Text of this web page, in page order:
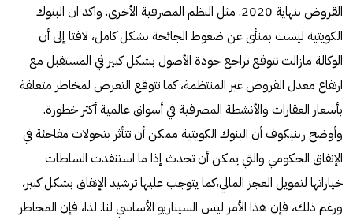
القروض بنهاية 2020. مثل النظم المصرفية الأخرى. واكد ان البنوك
الكويتية ليست بمنأى عن ضغوط الجائحة بشكل كامل، لافتا إلى أن
الوكالة مازالت تتوقع تراجع جودة الأصول بشكل كبير في المستقبل مع
ارتفاع معدل القروض غير المنتظمة، كما تتوقع التعرض لمخاطر متعلقة
بأسعار العقارات والأنشطة المصرفية في أسواق عالمية أكثر خطورة.
وأوضح ربنيكوف أن البنوك الكويتية ممكن أن تتأثر بتحولات مفاجئة في
الإنفاق الحكومي والتي يمكن أن تحدث إذا ما استنفدت السلطات
خياراتها لتمويل العجز المالي،كما يتوجب عليها ترشيد الإنفاق بشكل كبير،
ورغم ذلك، فإن هذا الأمر ليس السيناريو الأساسي لنا. لذا، فإن المخاطر